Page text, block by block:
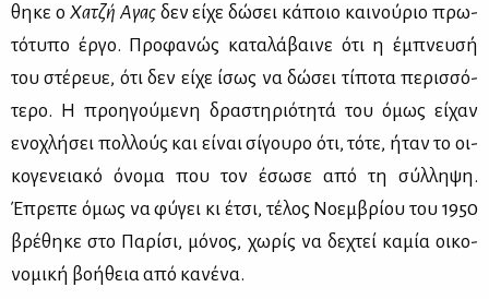
θη­κε ο Χα­τζή Αγαςδεν εί­χε δώ­σει κά­ποιο και­νού­ριο πρω­
τό­τυ­πο έρ­γο. Προ­φα­νώς κα­τα­λά­βαι­νε ότι η έμπνευ­σή
του στέ­ρευε, ότι δεν εί­χε ίσως να δώ­σει τί­πο­τα πε­ρισ­σό­
τε­ρο. Η προη­γού­με­νη δρα­στη­ριό­τη­τά του όμως εί­χαν
ενο­χλή­σει πολ­λούς και εί­ναι σί­γου­ρο ότι, τό­τε, ήταν το οι­
κο­γε­νεια­κό όνο­μα που τον έσω­σε από τη σύλ­λη­ψη.
Έπρε­πε όμως να φύ­γει κι έτσι, τέ­λος Νο­εμ­βρί­ου του 1950
βρέ­θη­κε στο Πα­ρί­σι, μό­νος, χω­ρίς να δε­χτεί κα­μία οι­κο­
νο­μι­κή βο­ή­θεια από κα­νέ­να.